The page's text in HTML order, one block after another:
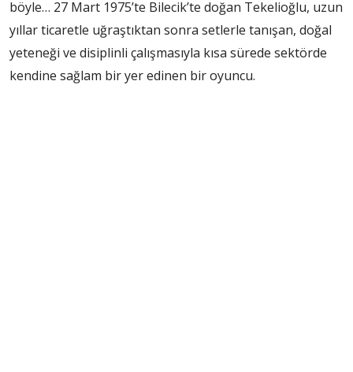
böyle… 27 Mart 1975’te Bilecik’te doğan Tekelioğlu, uzun
yıllar ticaretle uğraştıktan sonra setlerle tanışan, doğal
yeteneği ve disiplinli çalışmasıyla kısa sürede sektörde
kendine sağlam bir yer edinen bir oyuncu.